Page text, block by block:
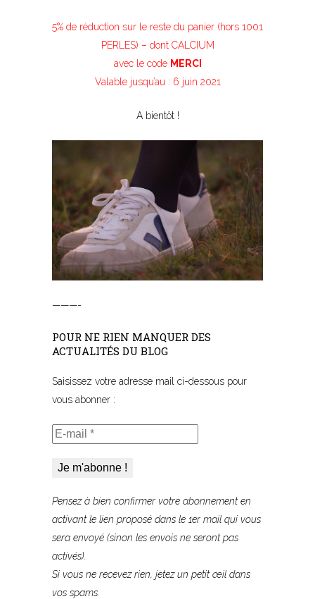
5% de réduction sur le reste du panier (hors 1001
PERLES) – dont CALCIUM
avec le code MERCI
Valable jusqu’au : 6 juin 2021
A bientôt !
———-
POUR NE RIEN MANQUER DES
ACTUALITÉS DU BLOG
Saisissez votre adresse mail ci-dessous pour
vous abonner :
E-
mail
Pensez à bien confirmer votre abonnementen
activant le lien proposé dans le 1er mail qui vous
sera envoyé (sinon les envois ne seront pas
activés).
Si vous ne recevez rien, jetez un petit œil dans
vos spams.